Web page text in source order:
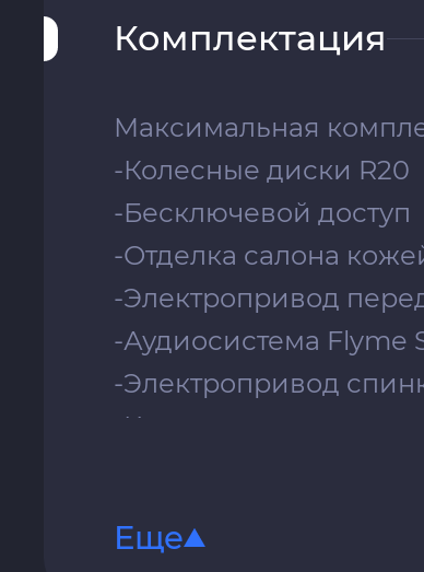
Комплектация
Максимальная
-Колесные диски R20
-Бесключевой доступ
-Отделка салона
-Электропривод
-Аудиосистема Flyme
-Электропривод
-Контурная подсветка
-Отделка потолка
Еще